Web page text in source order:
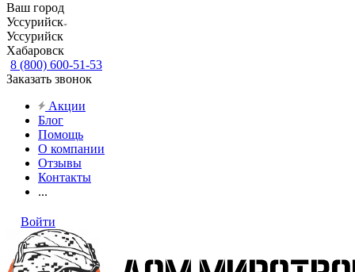
Ваш город
Уссурийск
Уссурийск
Хабаровск
8 (800) 600-51-53
Заказать звонок
Акции
Блог
Помощь
О компании
Отзывы
Контакты
...
Войти